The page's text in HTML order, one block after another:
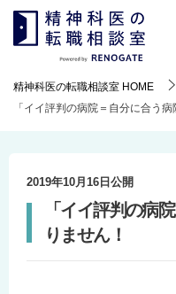
精神科医の転職相談室 HOME
「イイ評判の病院＝自分に合う
2019年10月16日 公開
「イイ評判の病
りません！